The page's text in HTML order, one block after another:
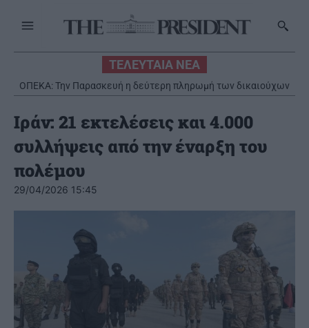
ΤΕΛΕΥΤΑΙΑ ΝΕΑ
ΟΠΕΚΑ: Την Παρασκευή η δεύτερη πληρωμή των δικαιούχων
του Λογαριασμού Αγροτικής Εστίας
Ιράν: 21 εκτελέσεις και 4.000
συλλήψεις από την έναρξη του
πολέμου
29/04/2026 15:45